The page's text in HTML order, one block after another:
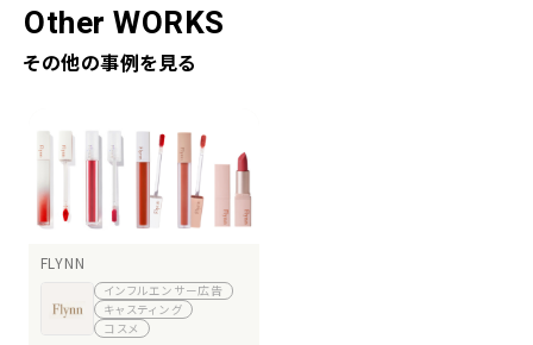
Other WORKS
その他の事例を見る
FLYNN
インフルエンサー広告
キャスティング
コスメ